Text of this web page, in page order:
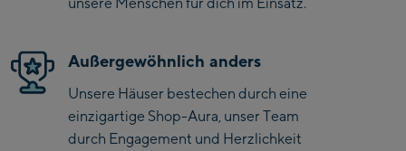
Penkenbahn
station
Ahornbahn Talstation
/Valley station
Spieljochbahn
Außergewöhnlich anders
Unsere Häuser bestechen durch eine
einzigartige Shop-Aura, unser Team
durch Engagement und Herzlichkeit